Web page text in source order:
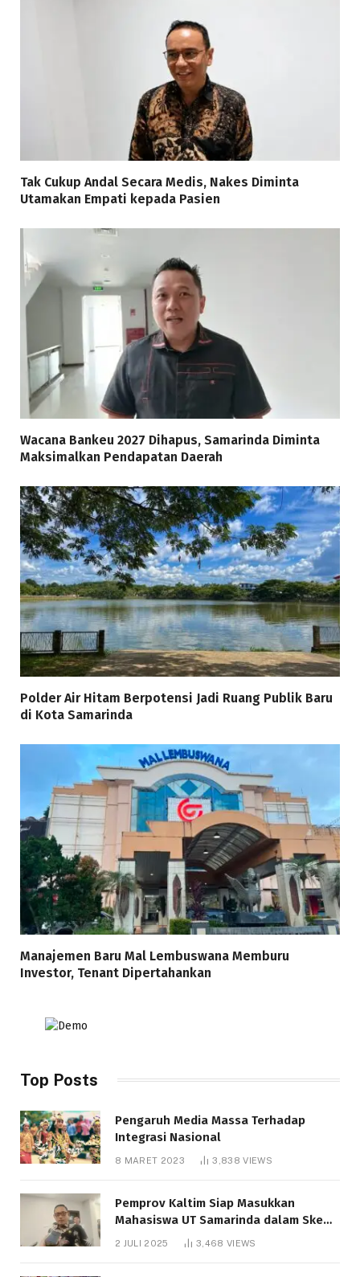
Tak Cukup Andal Secara Medis, Nakes Diminta
Utamakan Empati kepada Pasien
Wacana Bankeu 2027 Dihapus, Samarinda Diminta
Maksimalkan Pendapatan Daerah
Polder Air Hitam Berpotensi Jadi Ruang Publik Baru
di Kota Samarinda
Manajemen Baru Mal Lembuswana Memburu
Investor, Tenant Dipertahankan
Top Posts
Pengaruh Media Massa Terhadap
Integrasi Nasional
8 MARET 2023 3,838VIEWS
Pemprov Kaltim Siap Masukkan
Mahasiswa UT Samarinda dalam Skema
Bantuan Pendidikan Gratispol
2 JULI 2025 3,468 VIEWS